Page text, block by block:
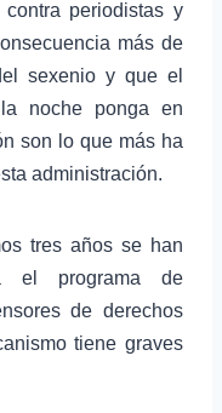
periodistas y
más de
sexenio y que el
noche ponga en
son lo que más ha
administración.
tres años se han
el programa de
de derechos
tiene graves